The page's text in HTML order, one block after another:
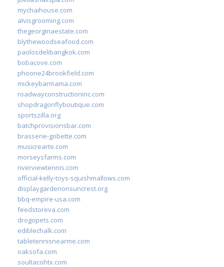
mychaihouse.com
alvisgrooming.com
thegeorginaestate.com
blythewoodseafood.com
paolosdelibangkok.com
bobacove.com
phoone24brookfield.com
mickeybarmama.com
roadwayconstructioninc.com
shopdragonflyboutique.com
sportszilla.org
batchprovisionsbar.com
brasserie-gobette.com
musicrearte.com
morseysfarms.com
riverviewtennis.com
official-kelly-toys-squishmallows.com
displaygardenonsuncrest.org
bbq-empire-usa.com
feedstoreva.com
drogopets.com
ediblechalk.com
tabletennisnearme.com
oaksofa.com
soultacohtx.com